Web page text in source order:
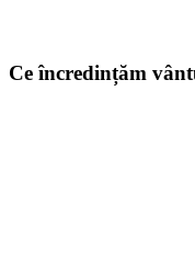
Ce încredințăm